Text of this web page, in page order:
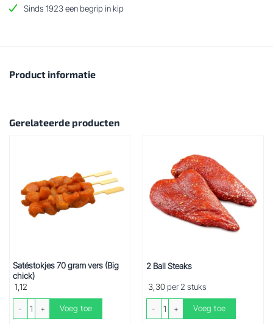
Sinds 1923 een begrip in kip
Product informatie
Gerelateerde producten
Satéstokjes 70 gram vers (Big
chick)
1,12
Satéstokjes 70 gram vers (Big chick) aantal
Voeg toe
2 Bali Steaks
3,30per 2 stuks
2 Bali Steaks aantalVoeg toe